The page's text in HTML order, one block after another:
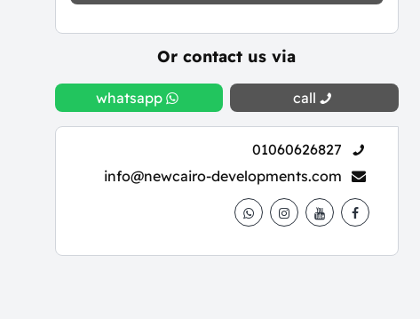
Or contact us via
call
whatsapp
01060626827
info@newcairo-developments.com